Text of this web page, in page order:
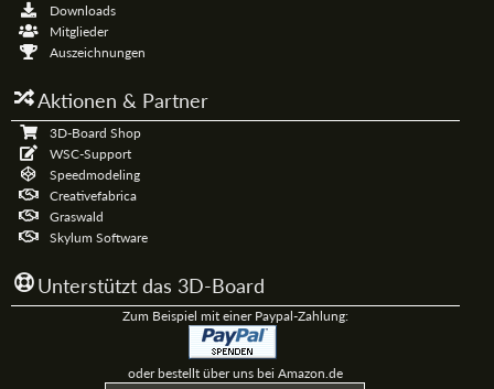
Downloads
Mitglieder
Auszeichnungen
Aktionen & Partner
3D-Board Shop
WSC-Support
Speedmodeling
Creativefabrica
Graswald
Skylum Software
Unterstützt das 3D-Board
Zum Beispiel mit einer Paypal-Zahlung:
oder bestellt über uns bei Amazon.de